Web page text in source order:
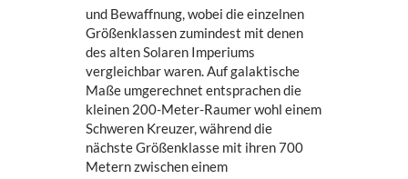
und Bewaffnung, wobei die einzelnen
Größenklassen zumindest mit denen
des alten Solaren Imperiums
vergleichbar waren. Auf galaktische
Maße umgerechnet entsprachen die
kleinen 200-Meter-Raumer wohl einem
Schweren Kreuzer, während die
nächste Größenklasse mit ihren 700
Metern zwischen einem